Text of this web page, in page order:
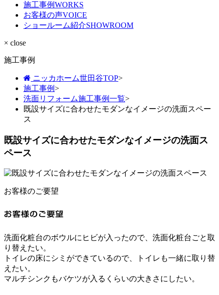
施工事例WORKS
お客様の声VOICE
ショールーム紹介SHOWROOM
× close
施工事例
ニッカホーム世田谷TOP>
施工事例>
洗面リフォーム施工事例一覧>
既設サイズに合わせたモダンなイメージの洗面スペー
ス
既設サイズに合わせたモダンなイメージの洗面ス
ペース
お客様のご要望
洗面化粧台のボウルにヒビが入ったので、洗面化粧台ごと取
り替えたい。
トイレの床にシミができているので、トイレも一緒に取り替
えたい。
マルチシンクもバケツが入るくらいの大きさにしたい。